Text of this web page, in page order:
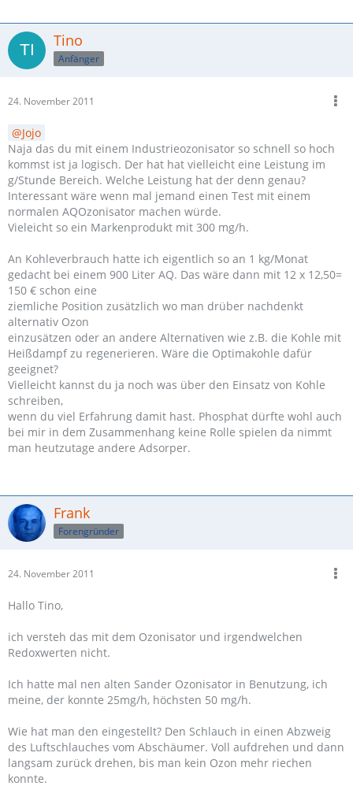
Tino
Anfänger
24. November 2011
Jojo
Naja das du mit einem Industrieozonisator so schnell so hoch
kommst ist ja logisch. Der hat hat vielleicht eine Leistung im
g/Stunde Bereich. Welche Leistung hat der denn genau?
Interessant wäre wenn mal jemand einen Test mit einem
normalen AQOzonisator machen würde.
Vieleicht so ein Markenprodukt mit 300 mg/h.
An Kohleverbrauch hatte ich eigentlich so an 1 kg/Monat
gedacht bei einem 900 Liter AQ. Das wäre dann mit 12 x 12,50=
150 € schon eine
ziemliche Position zusätzlich wo man drüber nachdenkt
alternativ Ozon
einzusätzen oder an andere Alternativen wie z.B. die Kohle mit
Heißdampf zu regenerieren. Wäre die Optimakohle dafür
geeignet?
Vielleicht kannst du ja noch was über den Einsatz von Kohle
schreiben,
wenn du viel Erfahrung damit hast. Phosphat dürfte wohl auch
bei mir in dem Zusammenhang keine Rolle spielen da nimmt
man heutzutage andere Adsorper.
Frank
Forengründer
24. November 2011
Hallo Tino,
ich versteh das mit dem Ozonisator und irgendwelchen
Redoxwerten nicht.
Ich hatte mal nen alten Sander Ozonisator in Benutzung, ich
meine, der konnte 25mg/h, höchsten 50 mg/h.
Wie hat man den eingestellt? Den Schlauch in einen Abzweig
des Luftschlauches vom Abschäumer. Voll aufdrehen und dann
langsam zurück drehen, bis man kein Ozon mehr riechen
konnte.